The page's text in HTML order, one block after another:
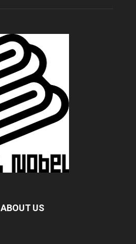
ABOUT US